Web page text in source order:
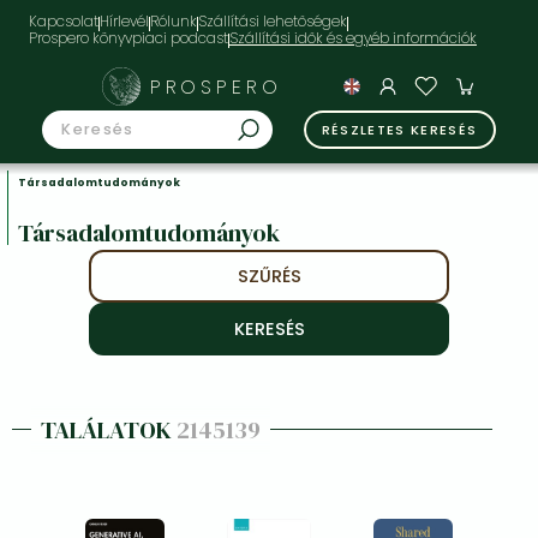
KapcsolatHírlevélRólunkSzállítási lehetőségek
Prospero könyvpiaci podcast
PROSPERO
RÉSZLETES KERESÉS
Társadalomtudományok
Társadalomtudományok
SZŰRÉS
TALÁLATOK2145139